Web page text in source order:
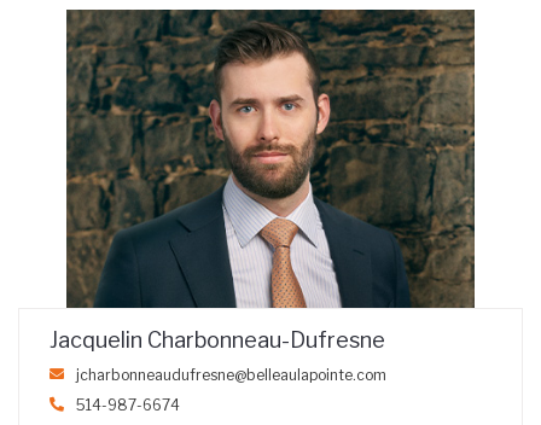
Jacquelin Charbonneau-Dufresne
jcharbonneaudufresne@belleaulapointe.com
514-987-6674